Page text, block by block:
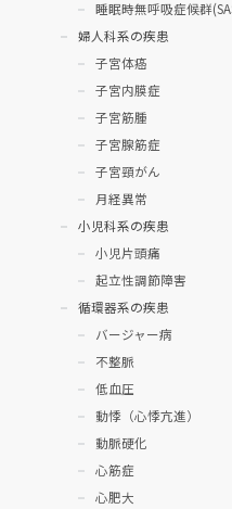
睡眠時無呼吸症候群
婦人科系の疾患
子宮体癌
子宮内膜症
子宮筋腫
子宮腺筋症
子宮頸がん
月経異常
小児科系の疾患
小児片頭痛
起立性調節障害
循環器系の疾患
バージャー病
不整脈
低血圧
動悸（心悸亢進）
動脈硬化
心筋症
心肥大